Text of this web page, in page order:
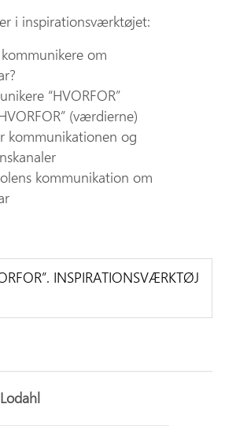
i inspirationsværktøjet:
om
“HVORFOR”
(værdierne)
kommunikationen og
kommunikation om
INSPIRATIONSVÆRKTØJ